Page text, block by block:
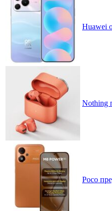
Huawei
Nothing
Poco